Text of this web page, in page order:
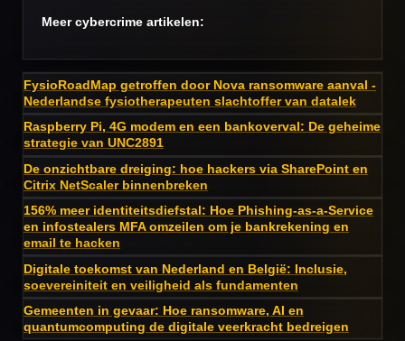
Meer cybercrime artikelen:
FysioRoadMap getroffen door Nova ransomware aanval -
Nederlandse fysiotherapeuten slachtoffer van datalek
Raspberry Pi, 4G modem en een bankoverval: De geheime
strategie van UNC2891
De onzichtbare dreiging: hoe hackers via SharePoint en
Citrix NetScaler binnenbreken
156% meer identiteitsdiefstal: Hoe Phishing-as-a-Service
en infostealers MFA omzeilen om je bankrekening en
email te hacken
Digitale toekomst van Nederland en België: Inclusie,
soevereiniteit en veiligheid als fundamenten
Gemeenten in gevaar: Hoe ransomware, AI en
quantumcomputing de digitale veerkracht bedreigen